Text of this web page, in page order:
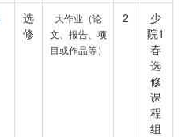
选
修
大作业（论
文、报告、项
目或作品等）
2
少
院1
春
选
修
课
程
组